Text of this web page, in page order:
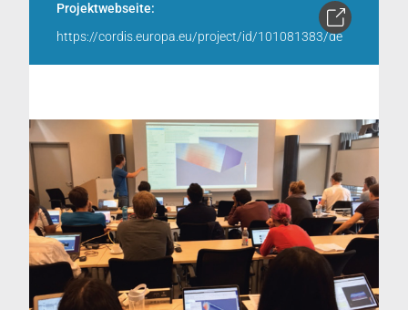
Projektwebseite:
https://cordis.europa.eu/project/id/101081383/de